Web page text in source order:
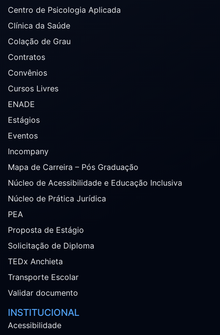
Centro de Psicologia Aplicada
Clínica da Saúde
Colação de Grau
Contratos
Convênios
Cursos Livres
ENADE
Estágios
Eventos
Incompany
Mapa de Carreira – Pós Graduação
Núcleo de Acessibilidade e Educação Inclusiva
Núcleo de Prática Jurídica
PEA
Proposta de Estágio
Solicitação de Diploma
TEDx Anchieta
Transporte Escolar
Validar documento
INSTITUCIONAL
Acessibilidade